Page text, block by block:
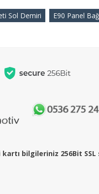
Sol Demiri E90 Panel
kartı bilgileriniz 256Bit